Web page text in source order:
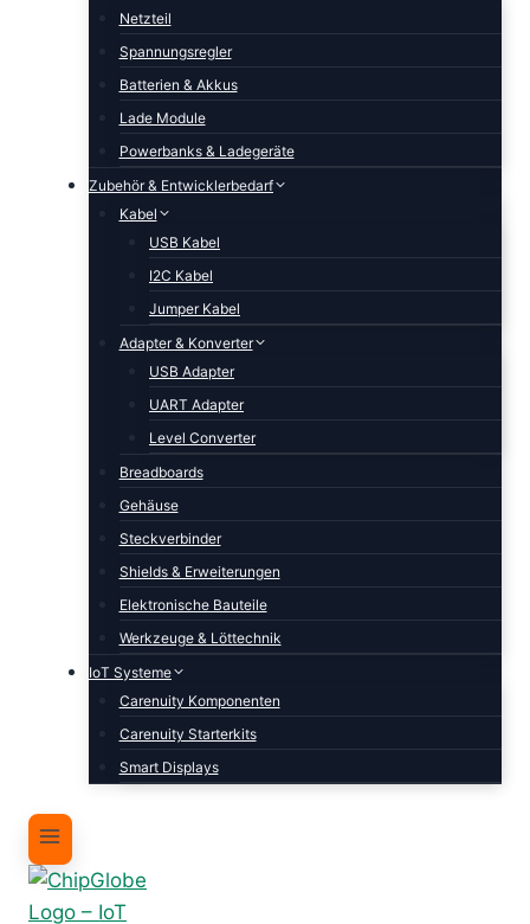
Netzteil
Spannungsregler
Batterien & Akkus
Lade Module
Powerbanks & Ladegeräte
Zubehör & Entwicklerbedarf
Kabel
USB Kabel
I2C Kabel
Jumper Kabel
Adapter & Konverter
USB Adapter
UART Adapter
Level Converter
Breadboards
Gehäuse
Steckverbinder
Shields & Erweiterungen
Elektronische Bauteile
Werkzeuge & Löttechnik
IoT Systeme
Carenuity Komponenten
Carenuity Starterkits
Smart Displays